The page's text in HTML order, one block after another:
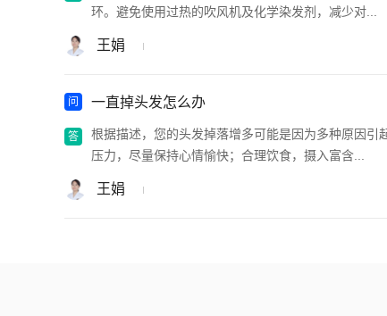
环。避免使用过热的吹风机及化学染发剂，减少对...
王娟
一直掉头发怎么办
根据描述，您的头发掉落增多可能是因为多种原因
压力，尽量保持心情愉快；合理饮食，摄入富含...
王娟